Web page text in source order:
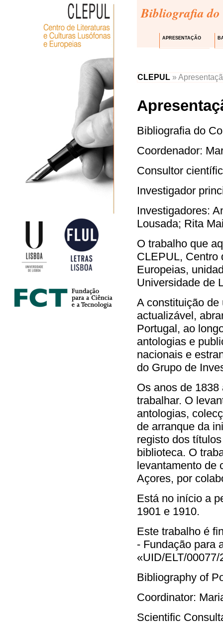
Bibliografia do
APRESENTAÇÃO
CLEPUL »
Bibliografia do
Coordenador:
Consultor
Investigador
Investigadores:
Lousada; Rita
O trabalho que
CLEPUL, Centro
Europeias,
Universidade de
A constituição de
actualizável,
Portugal, ao
antologias e
nacionais e
do Grupo de
Os anos de
trabalhar. O
antologias,
de arranque da
registo dos
biblioteca. O
levantamento de
Açores, por
Está no início a
1901 e 1910.
Este trabalho é
- Fundação para
«UID/ELT/00077/
Bibliography of
Coordinator:
Scientific